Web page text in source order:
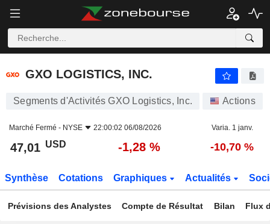
GXO LOGISTICS, INC.
GXO LOGISTICS, INC.
Segments d'Activités GXO Logistics, Inc. Actions
Marché Fermé - NYSE 22:00:02 06/08/2026 Varia. 1 janv.
47,01 USD -1,28 % -10,70 %
Synthèse Cotations Graphiques Actualités
Prévisions des Analystes Compte de Résultat Bilan Flux